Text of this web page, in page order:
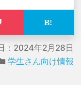
：2024年2月28日
学生さん向け情報